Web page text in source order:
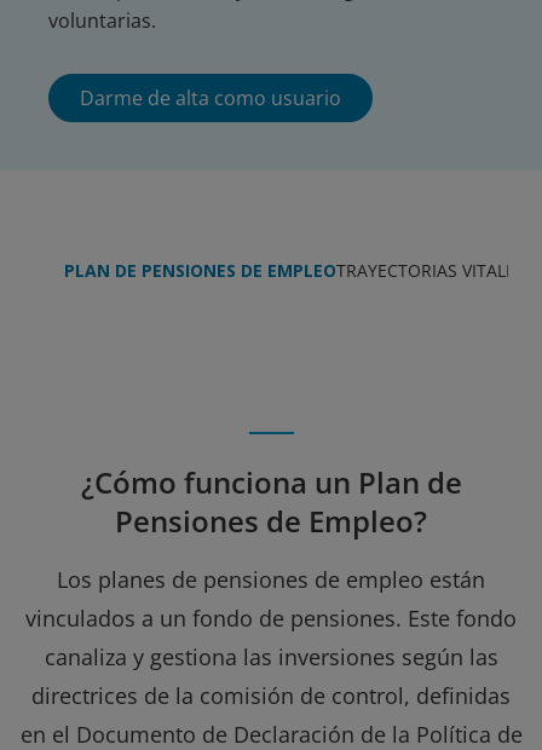
voluntarias.
Darme de alta como usuario
PLAN DE PENSIONES DE EMPLEOTRAYECTORIAS VITALES
¿Cómo funciona un Plan de
Pensiones de Empleo?
Los planes de pensiones de empleo están
vinculados a un fondo de pensiones. Este fondo
canaliza y gestiona las inversiones según las
directrices de la comisión de control, definidas
en el Documento de Declaración de la Política de